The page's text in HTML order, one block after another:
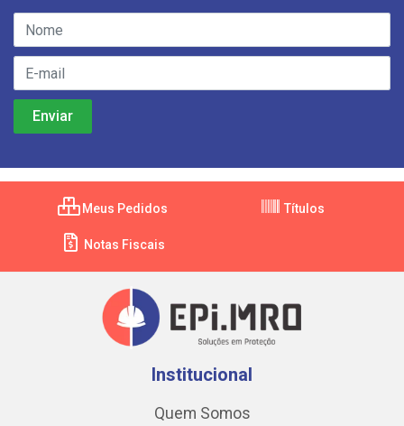
Meus Pedidos Títulos
Notas Fiscais
Institucional
Quem Somos